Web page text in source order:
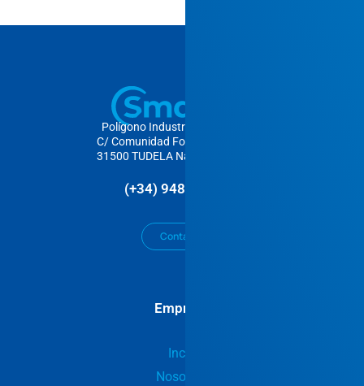
Polígono Industrial as Labradas
C/ Comunidad Foral de Navarra, 5
31500 TUDELA Navarra – España
(+34) 948 848 892
Contacta
Empresa
Incio
Nosotros